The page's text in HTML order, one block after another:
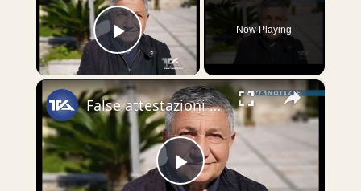
Play Video
Now Playing
×
Play
False attestazioni di residenza per inquinare le elezioni comunali del 2024. Arrestato il sindaco di